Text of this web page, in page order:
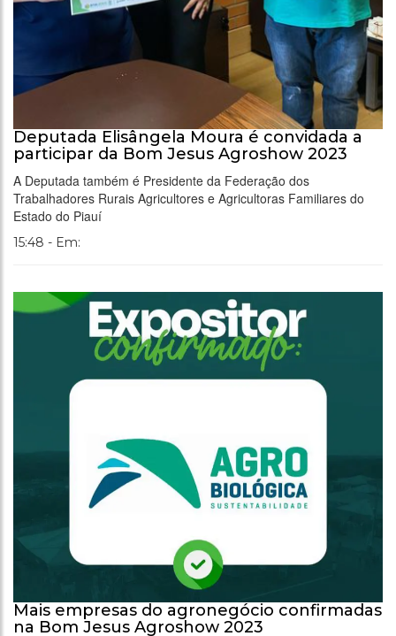
Deputada Elisângela Moura é convidada a
participar da Bom Jesus Agroshow 2023
A Deputada também é Presidente da Federação dos
Trabalhadores Rurais Agricultores e Agricultoras Familiares do
Estado do Piauí
15:48 - Em:
Mais empresas do agronegócio confirmadas
na Bom Jesus Agroshow 2023